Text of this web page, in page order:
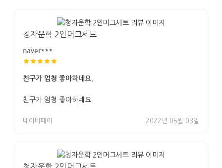
청자운학 2인머그세트
naver***
친구가 엄청 좋아하네요.
친구가 엄청 좋아하네요.
네이버페이 2022년 05월 03일